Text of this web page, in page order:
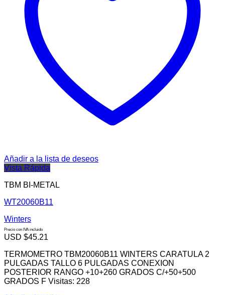
Añadir a la lista de deseos
Vista Rápida
TBM BI-METAL
WT20060B11
Winters
Precio con IVA incluido
USD $45.21
TERMOMETRO TBM20060B11 WINTERS CARATULA 2
PULGADAS TALLO 6 PULGADAS CONEXION
POSTERIOR RANGO +10+260 GRADOS C/+50+500
GRADOS F Visitas: 228